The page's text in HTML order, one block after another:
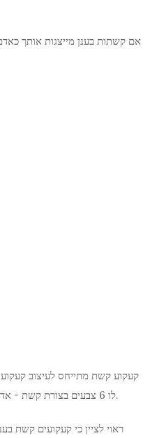
אם קשתות בענן מייצגות אותך
קעקוע קשת מתייחס לעיצוב
לו 6 צבעים בצורת קשת - אדום, כתום, צהוב, ירוק, כחול, אינדיגו וסגול. אבל כמה גרסאות אחרות עשויות להיות 8 או 12 צבעים.
ראוי לציין כי קעקועים קשת